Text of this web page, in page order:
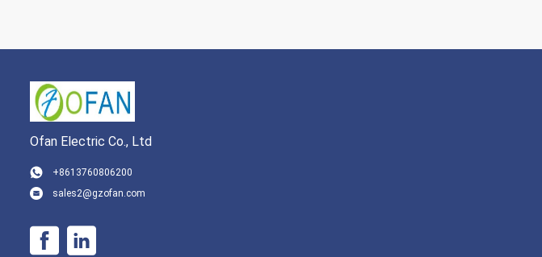
Ofan Electric Co., Ltd
+8613760806200
sales2@gzofan.com